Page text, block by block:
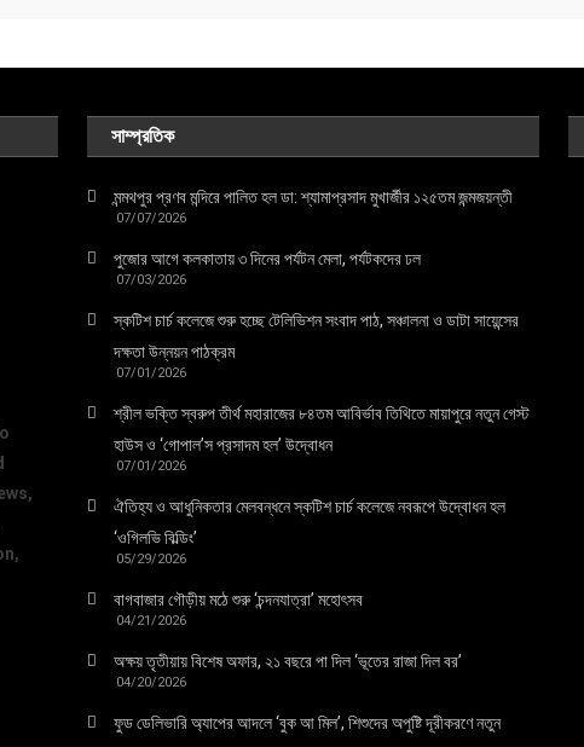
সাম্প্রতিক
মন্মথপুর প্রণব মন্দিরে পালিত হল ডা: শ্যামাপ্রসাদ মুখার্জীর ১২৫তম জন্মজয়ন্তী
07/07/2026
পুজোর আগে কলকাতায় ৩ দিনের পর্যটন মেলা, পর্যটকদের ঢল
07/03/2026
স্কটিশ চার্চ কলেজে শুরু হচ্ছে টেলিভিশন সংবাদ পাঠ, সঞ্চালনা ও ডাটা সায়েন্সের
দক্ষতা উন্নয়ন পাঠক্রম
07/01/2026
শ্রীল ভক্তি স্বরুপ তীর্থ মহারাজের ৮৪তম আবির্ভাব তিথিতে মায়াপুরে নতুন গেস্ট
হাউস ও ‘গোপাল’স প্রসাদম হল’ উদ্বোধন
07/01/2026
ঐতিহ্য ও আধুনিকতার মেলবন্ধনে স্কটিশ চার্চ কলেজে নবরূপে উদ্বোধন হল
‘ওগিলভি বিল্ডিং’
05/29/2026
বাগবাজার গৌড়ীয় মঠে শুরু ‘চন্দনযাত্রা’ মহোৎসব
04/21/2026
অক্ষয় তৃতীয়ায় বিশেষ অফার, ২১ বছরে পা দিল ‘ভূতের রাজা দিল বর’
04/20/2026
ফুড ডেলিভারি অ্যাপের আদলে ‘বুক আ মিল’, শিশুদের অপুষ্টি দূরীকরণে নতুন